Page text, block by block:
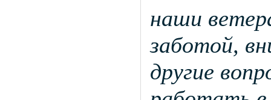
наши
заботой,
другие